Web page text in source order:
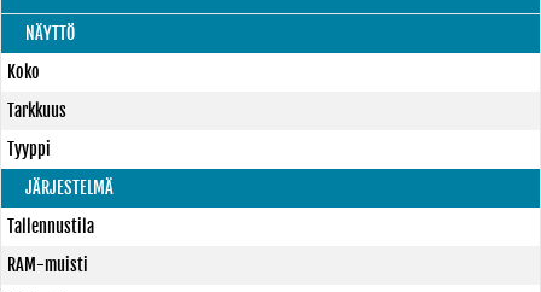
NÄYTTÖ
Koko
Tarkkuus
Tyyppi
JÄRJESTELMÄ
Tallennustila
RAM-muisti